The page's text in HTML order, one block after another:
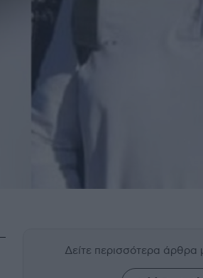
Δείτε περισσότερα άρθρα